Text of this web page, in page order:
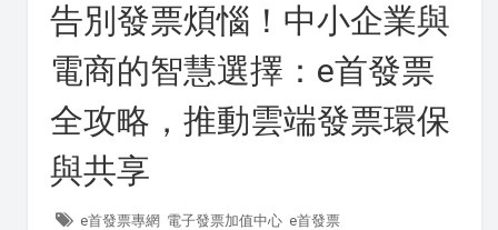
告別發票煩惱！中小企業與
電商的智慧選擇：e首發票
全攻略，推動雲端發票環保
與共享
e首發票專網 電子發票加值中心 e首發票